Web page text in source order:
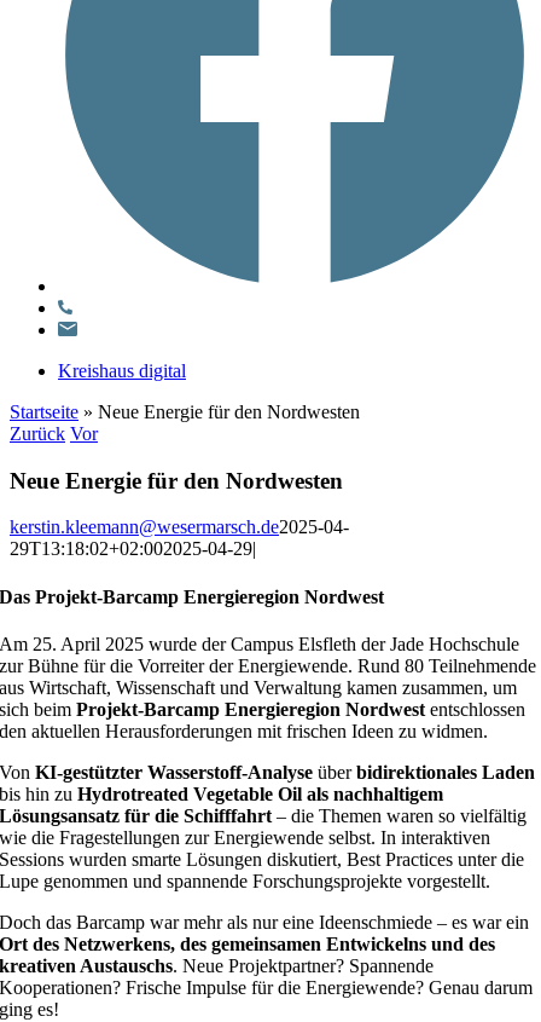
Kreishaus digital
Startseite » Neue Energie für den Nordwesten
Zurück Vor
Neue Energie für den Nordwesten
kerstin.kleemann@wesermarsch.de2025-04-
29T13:18:02+02:002025-04-29|
Das Projekt-Barcamp Energieregion Nordwest
Am 25. April 2025 wurde der Campus Elsfleth der Jade Hochschule
zur Bühne für die Vorreiter der Energiewende. Rund 80 Teilnehmende
aus Wirtschaft, Wissenschaft und Verwaltung kamen zusammen, um
sich beimProjekt-Barcamp Energieregion Nordwest entschlossen
den aktuellen Herausforderungen mit frischen Ideen zu widmen.
VonKI-gestützter Wasserstoff-Analyse überbidirektionales Laden
bis hin zuHydrotreated Vegetable Oil als nachhaltigem
Lösungsansatz für die Schifffahrt – die Themen waren so vielfältig
wie die Fragestellungen zur Energiewende selbst. In interaktiven
Sessions wurden smarte Lösungen diskutiert, Best Practices unter die
Lupe genommen und spannende Forschungsprojekte vorgestellt.
Doch das Barcamp war mehr als nur eine Ideenschmiede – es war ein
Ort des Netzwerkens, des gemeinsamen Entwickelns und des
kreativen Austauschs. Neue Projektpartner? Spannende
Kooperationen? Frische Impulse für die Energiewende? Genau darum
ging es!